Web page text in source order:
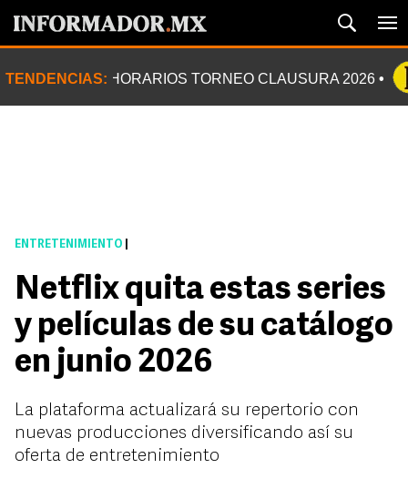
TENDENCIAS: HORARIOS TORNEO CLAUSURA 2026
ENTRETENIMIENTO
Netflix quita estas series
y películas de su catálogo
en junio 2026
La plataforma actualizará su repertorio con
nuevas producciones diversificando así su
oferta de entretenimiento